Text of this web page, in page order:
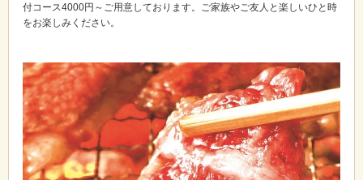
付コース4000円～ご用意しております。ご家族やご友人と楽しいひと時
をお楽しみください。